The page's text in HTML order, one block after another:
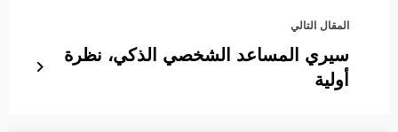
المقال التالي
سيري المساعد الشخصي الذكي، نظرة
أولية